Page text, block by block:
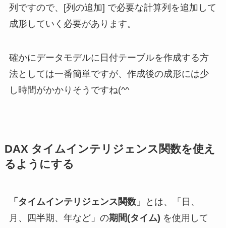
列ですので、[列の追加] で必要な計算列を追加して
成形していく必要があります。
確かにデータモデルに日付テーブルを作成する方
法としては一番簡単ですが、作成後の成形には少
し時間がかかりそうですね(^^ゞ
DAX タイムインテリジェンス関数を使え
るようにする
「タイムインテリジェンス関数」
とは、「日、
月、四半期、年など」の期間(タイム) を使用して